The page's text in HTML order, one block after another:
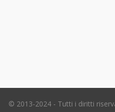
© 2013-2024 - Tutti i diritti